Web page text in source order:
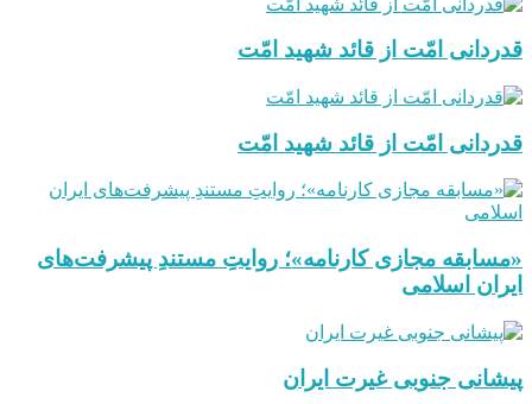
قدردانی امّت از قائد شهید امّت
قدردانی امّت از قائد شهید امّت
«مسابقه مجازی کارنامه»؛ روایتِ مستندِ پیشرفت‌های
ایران اسلامی
پیشانی جنوبی غیرت ایران